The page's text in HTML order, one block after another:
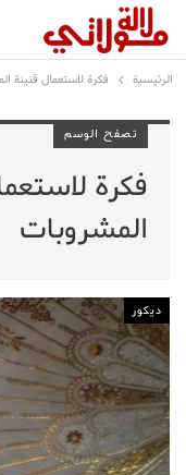
الرئيسية فكرة لاستعمال قنينة
تصفح الوسم
فكرة
المشروبات
ديكور